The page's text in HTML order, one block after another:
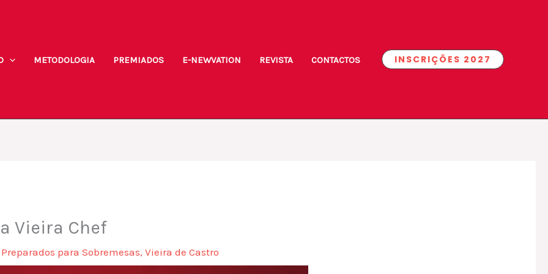
METODOLOGIA PREMIADOS E-NEWVATION REVISTA CONTACTOS INSCRIÇÕES 2027
Vieira Chef
Preparados para Sobremesas,Vieira de Castro